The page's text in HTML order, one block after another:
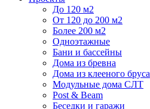
До 120 м2
От 120 до 200 м2
Более 200 м2
Одноэтажные
Бани и бассейны
Дома из бревна
Дома из клееного бруса
Модульные дома СЛТ
Post & Beam
Беседки и гаражи